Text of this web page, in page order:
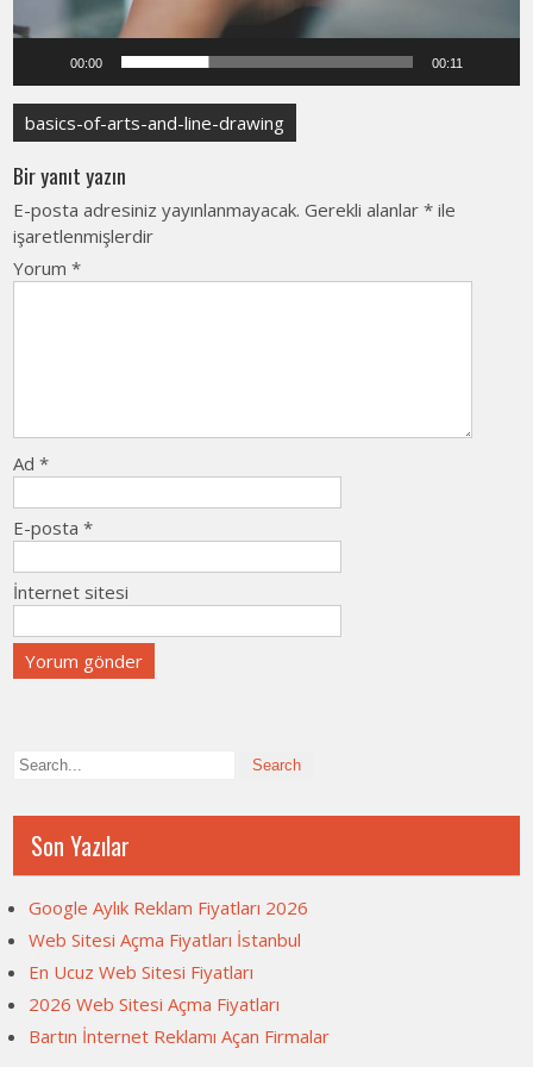
00:00 00:11
Yazı
gezinmesi
basics-of-arts-and-line-drawing
Bir yanıt yazın
E-posta adresiniz yayınlanmayacak. Gerekli alanlar* ile
işaretlenmişlerdir
Yorum*
Ad*
E-posta*
İnternet sitesi
Son Yazılar
Google Aylık Reklam Fiyatları 2026
Web Sitesi Açma Fiyatları İstanbul
En Ucuz Web Sitesi Fiyatları
2026 Web Sitesi Açma Fiyatları
Bartın İnternet Reklamı Açan Firmalar